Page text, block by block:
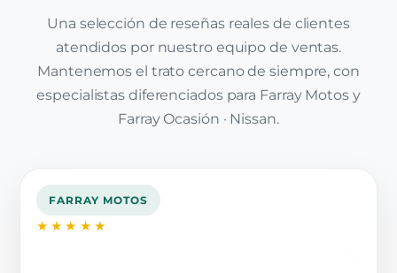
Una selección de reseñas reales de clientes
atendidos por nuestro equipo de ventas.
Mantenemos el trato cercano de siempre, con
especialistas diferenciados para Farray Motos y
Farray Ocasión · Nissan.
FARRAY MOTOS
★★★★★